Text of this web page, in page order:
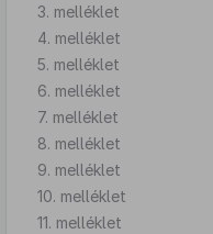
3. melléklet
4. melléklet
5. melléklet
6. melléklet
7. melléklet
8. melléklet
9. melléklet
10. melléklet
11. melléklet